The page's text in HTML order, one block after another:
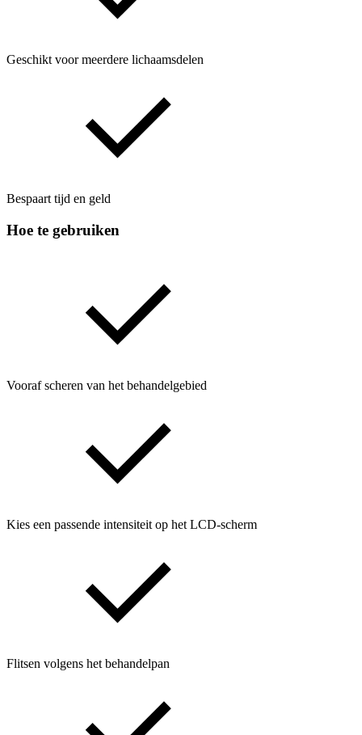
Geschikt voor meerdere lichaamsdelen
Bespaart tijd en geld
Hoe te gebruiken
Vooraf scheren van het behandelgebied
Kies een passende intensiteit op het LCD-scherm
Flitsen volgens het behandelpan